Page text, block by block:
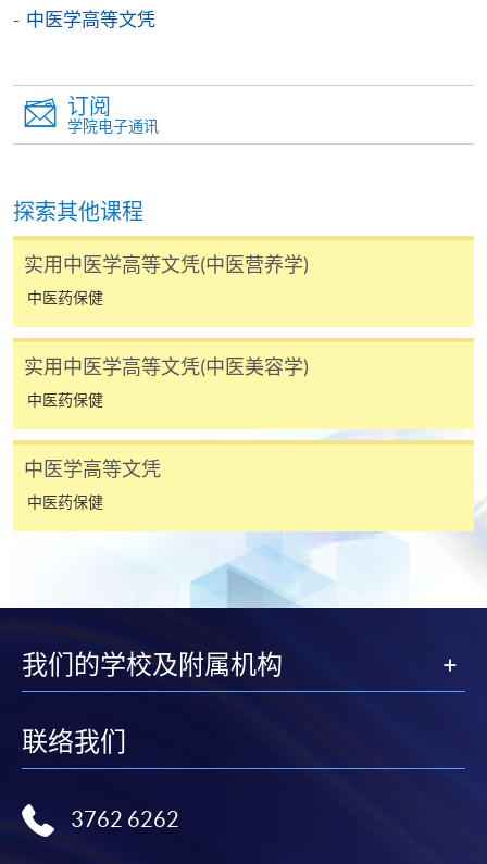
别学历颁授课程提供网上报名/注册服务，申请人可在
付方式之外，如就读学历颁授课程设有网上服务，学
员亦可以微信支付（Online WeChat Pay）、支付宝
（Online Alipay）或转数快（FPS）缴付学费，详情请
如报读课程将在五个工作天内开课，为免邮递延误报
名程序，建议申请人亲身到学院报名中心报名，并避
免使用支票付款。
而取消）之外，一切已缴费用概不退还。如获学院批
准退还款项，以现金、易办事、微信支付、支付宝、
支票或缴费灵（只限网上付款）方式缴交之款项，将
到支付款项时使用的信用卡户口。
除本学院网页所列明的学费外，个别课程或有其他额
外收费，详情请联络有关学科职员。
学费及学额不得转让他人。一经取录，学员不得转读
其他课程，惟学院对特殊情况，可酌情处理。转读申
学院对邮递失误而遗失的支票或本票、付款收据或个
上足够邮资的回邮信封、连同划线支票交回本学院。
中医学高等文凭
订阅
学院电子通讯
探索其他课程
实用中医学高等文凭(中医营养学)
中医药保健
实用中医学高等文凭(中医美容学)
中医药保健
中医学高等文凭
中医药保健
我们的学校及附属机构
联络我们
3762 6262